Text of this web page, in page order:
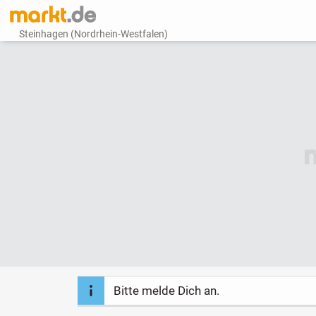
Steinhagen (Nordrhein-Westfalen)
Bitte melde Dich an.